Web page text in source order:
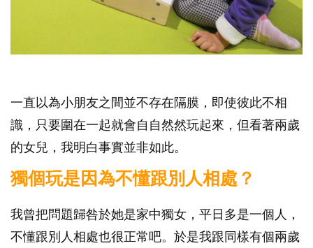
一直以為小朋友之間並不存在隔膜，即使彼此不相
識，只要圍在一起就會自自然然玩起來，但看著兩歲
的女兒，我明白事實並非如此。
獨個玩是因為不懂跟別人相處？
我曾把問題歸咎於她是家中獨女，平日多是一個人，
不懂跟別人相處也很正常吧。於是我跟同樣有個兩歲